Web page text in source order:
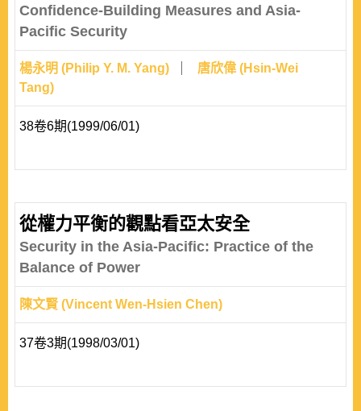
Confidence-Building Measures and Asia-
Pacific Security
楊永明 (Philip Y. M. Yang)
唐欣偉 (Hsin-Wei
Tang)
38卷6期(1999/06/01)
從權力平衡的觀點看亞太安全
Security in the Asia-Pacific: Practice of the
Balance of Power
陳文賢 (Vincent Wen-Hsien Chen)
37卷3期(1998/03/01)